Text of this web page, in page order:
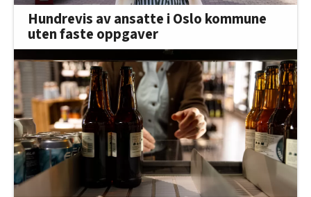
Hundrevis av ansatte i Oslo kommune
uten faste oppgaver